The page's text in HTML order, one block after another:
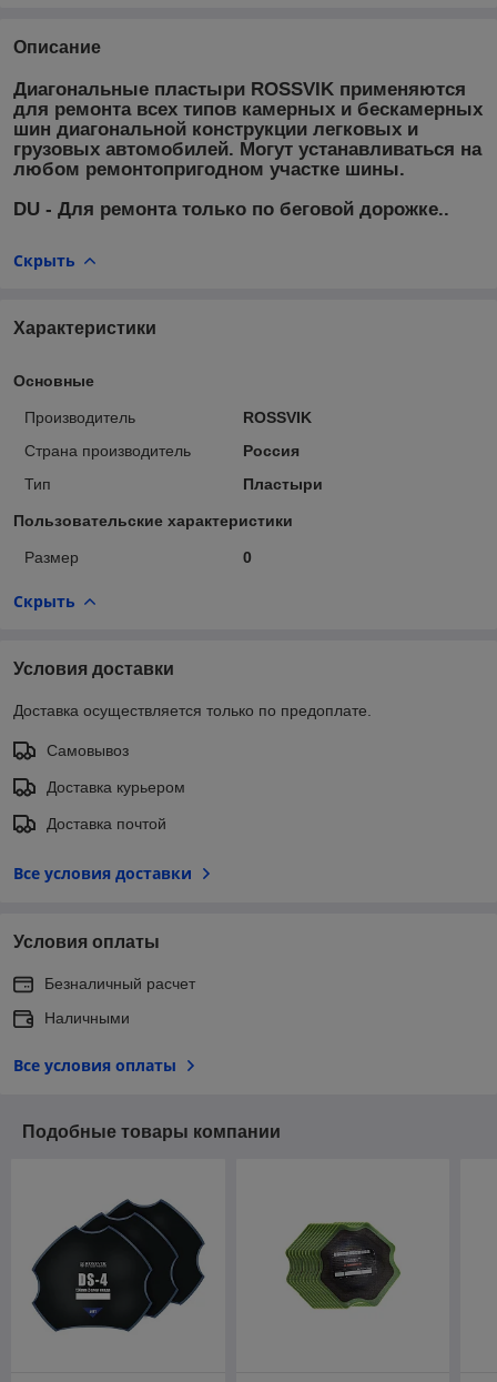
Описание
Диагональные пластыри ROSSVIK применяются
для ремонта всех типов камерных и бескамерных
шин диагональной конструкции легковых и
грузовых автомобилей. Могут устанавливаться на
любом ремонтопригодном участке шины.
DU - Для ремонта только по беговой дорожке..
Скрыть
Характеристики
Основные
Производитель
ROSSVIK
Страна производитель
Россия
Тип
Пластыри
Пользовательские характеристики
Размер 0
Скрыть
Условия доставки
Доставка осуществляется только по предоплате.
Самовывоз
Доставка курьером
Доставка почтой
Все условия доставки
Условия оплаты
Безналичный расчет
Наличными
Все условия оплаты
Подобные товары компании